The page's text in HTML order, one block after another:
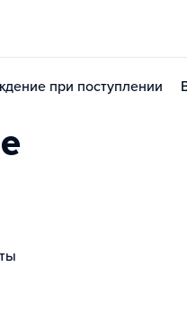
при поступлении